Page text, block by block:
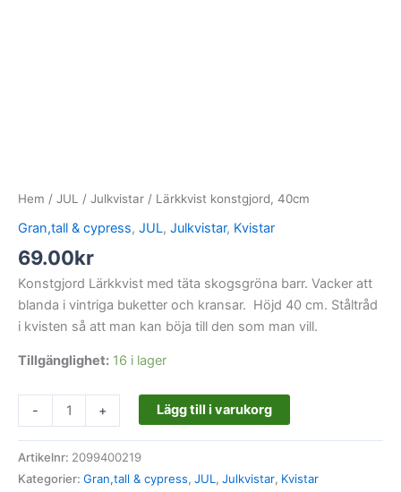
Hem / JUL / Julkvistar / Lärkkvist konstgjord, 40cm
Gran,tall & cypress, JUL, Julkvistar, Kvistar
69.00kr
Konstgjord Lärkkvist med täta skogsgröna barr. Vacker att
blanda i vintriga buketter och kransar. Höjd 40 cm. Ståltråd
i kvisten så att man kan böja till den som man vill.
Tillgänglighet: 16 i lager
- + Lägg till i varukorg
Artikelnr: 2099400219
Kategorier: Gran,tall & cypress, JUL , Julkvistar, Kvistar